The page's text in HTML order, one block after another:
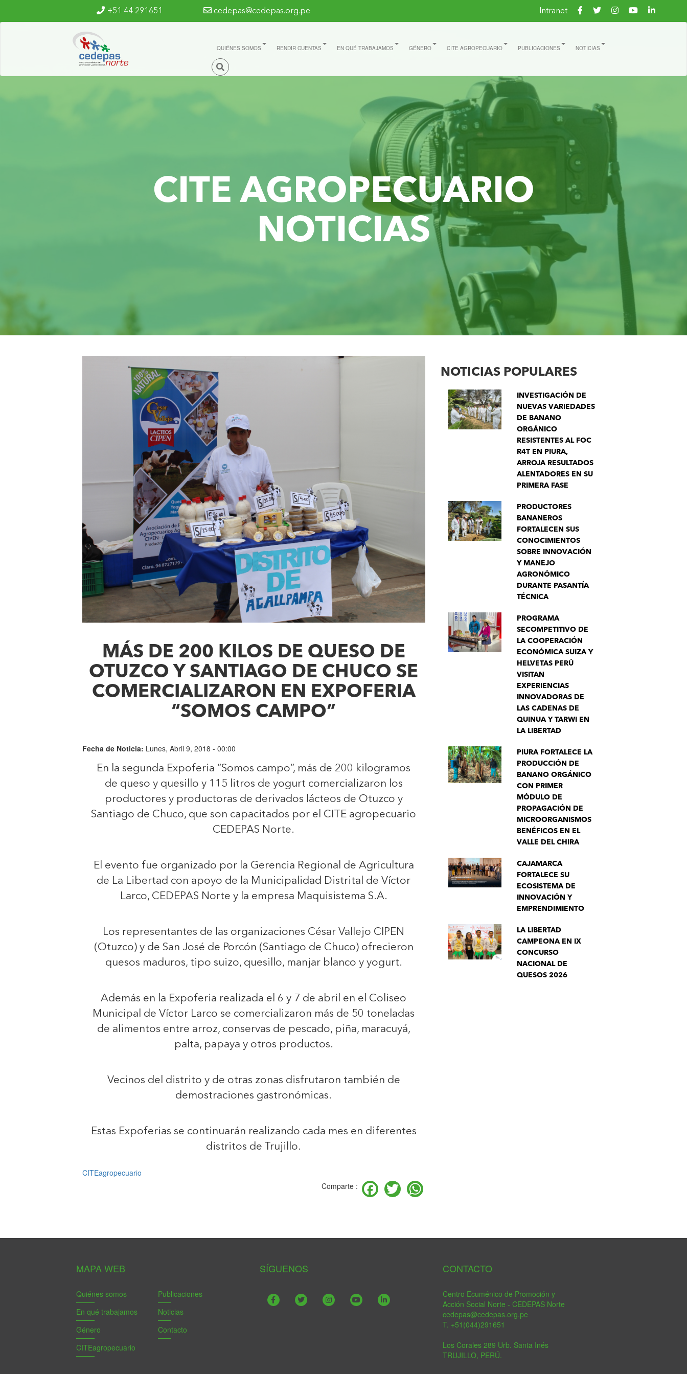
+51 44 291651 cedepas@cedepas.org.pe Intranet
QUIÉNES SOMOS RENDIR CUENTAS EN QUÉ TRABAJAMOS GÉNERO CITE AGROPECUARIO PUBLICACIONES NOTICIAS
CITE AGROPECUARIO
NOTICIAS
MÁS DE 200 KILOS DE QUESO DE
OTUZCO Y SANTIAGO DE CHUCO SE
COMERCIALIZARON EN EXPOFERIA
“SOMOS CAMPO”
Fecha de Noticia: Lunes, Abril 9, 2018 - 00:00
En la segunda Expoferia “Somos campo”, más de 200 kilogramos
de queso y quesillo y 115 litros de yogurt comercializaron los
productores y productoras de derivados lácteos de Otuzco y
Santiago de Chuco, que son capacitados por el CITE agropecuario
CEDEPAS Norte.
El evento fue organizado por la Gerencia Regional de Agricultura
de La Libertad con apoyo de la Municipalidad Distrital de Víctor
Larco, CEDEPAS Norte y la empresa Maquisistema S.A.
Los representantes de las organizaciones César Vallejo CIPEN
(Otuzco) y de San José de Porcón (Santiago de Chuco) ofrecieron
quesos maduros, tipo suizo, quesillo, manjar blanco y yogurt.
Además en la Expoferia realizada el 6 y 7 de abril en el Coliseo
Municipal de Víctor Larco se comercializaron más de 50 toneladas
de alimentos entre arroz, conservas de pescado, piña, maracuyá,
palta, papaya y otros productos.
Vecinos del distrito y de otras zonas disfrutaron también de
demostraciones gastronómicas.
Estas Expoferias se continuarán realizando cada mes en diferentes
distritos de Trujillo.
CITEagropecuario
Comparte :
Facebook
Twitter
NOTICIAS POPULARES
INVESTIGACIÓN DE
NUEVAS VARIEDADES
DE BANANO
ORGÁNICO
RESISTENTES AL FOC
R4T EN PIURA,
ARROJA RESULTADOS
ALENTADORES EN SU
PRIMERA FASE
PRODUCTORES
BANANEROS
FORTALECEN SUS
CONOCIMIENTOS
SOBRE INNOVACIÓN
Y MANEJO
AGRONÓMICO
DURANTE PASANTÍA
TÉCNICA
PROGRAMA
SECOMPETITIVO DE
LA COOPERACIÓN
ECONÓMICA SUIZA Y
HELVETAS PERÚ
VISITAN
EXPERIENCIAS
INNOVADORAS DE
LAS CADENAS DE
QUINUA Y TARWI EN
LA LIBERTAD
PIURA FORTALECE LA
PRODUCCIÓN DE
BANANO ORGÁNICO
CON PRIMER
MÓDULO DE
PROPAGACIÓN DE
MICROORGANISMOS
BENÉFICOS EN EL
VALLE DEL CHIRA
CAJAMARCA
FORTALECE SU
ECOSISTEMA DE
INNOVACIÓN Y
EMPRENDIMIENTO
LA LIBERTAD
CAMPEONA EN IX
CONCURSO
NACIONAL DE
QUESOS 2026
MAPA WEB
Quiénes somos
En qué trabajamos
Género
CITEagropecuario
Publicaciones
Noticias
Contacto
SÍGUENOS CONTACTO
Centro Ecuménico de Promoción y
Acción Social Norte - CEDEPAS Norte
cedepas@cedepas.org.pe
T. +51(044)291651
Los Corales 289 Urb. Santa Inés
TRUJILLO, PERÚ.